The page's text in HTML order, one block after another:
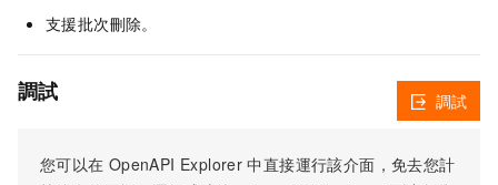
支援批次刪除。
調試
您可以在 OpenAPI Explorer 中直接運行該介面，免去您計
調試